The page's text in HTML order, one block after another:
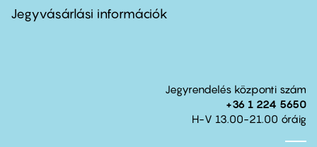
second
Jegyvásárlási információk
Jegyrendelés központi szám
+36 1 224 5650
H-V 13.00-21.00 óráig